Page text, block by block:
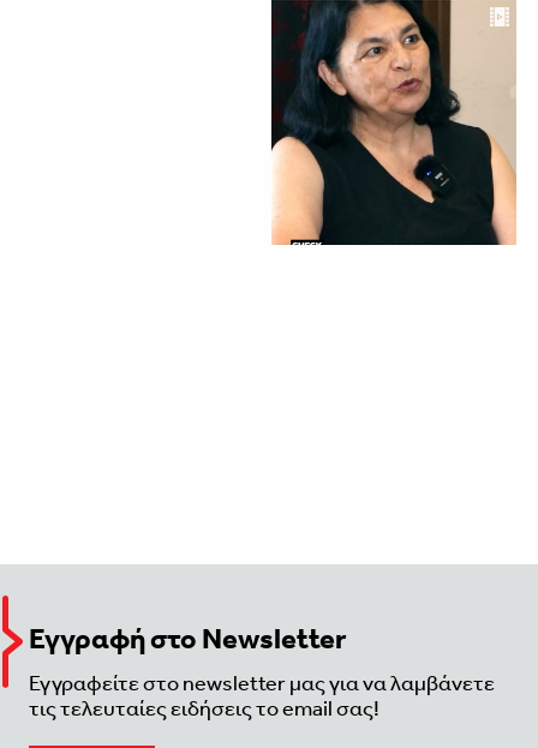
Εγγραφή στο Newsletter
Εγγραφείτε στο newsletter μας για να λαμβάνετε
τις τελευταίες ειδήσεις το email σας!